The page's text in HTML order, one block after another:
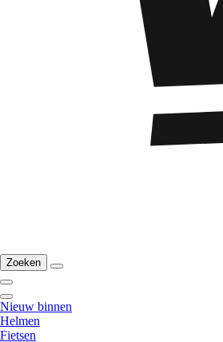
Zoeken
Nieuw binnen
Helmen
Fietsen